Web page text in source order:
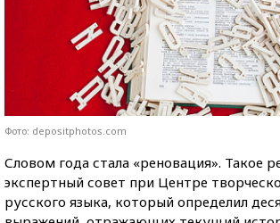
Фото: depositphotos.com
Словом года стала «реновация». Такое
экспертный совет при Центре
русского языка, который определил